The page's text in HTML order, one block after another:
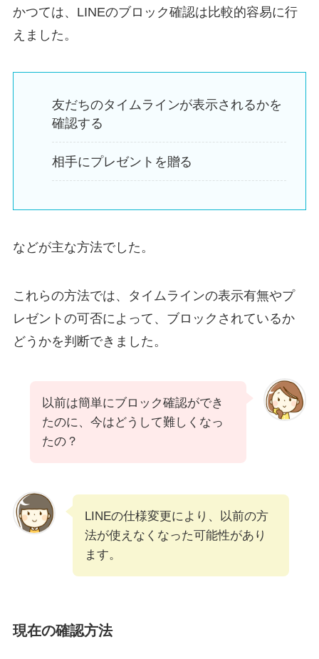
かつては、LINEのブロック確認は比較的容易に行
えました。
友だちのタイムラインが表示されるかを
確認する
相手にプレゼントを贈る
などが主な方法でした。
これらの方法では、タイムラインの表示有無やプ
レゼントの可否によって、ブロックされているか
どうかを判断できました。
以前は簡単にブロック確認ができ
たのに、今はどうして難しくなっ
たの？
LINEの仕様変更により、以前の方
法が使えなくなった可能性があり
ます。
現在の確認方法